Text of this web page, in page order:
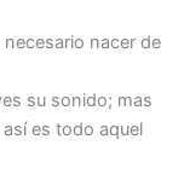
nacer de
su sonido; mas
es todo aquel